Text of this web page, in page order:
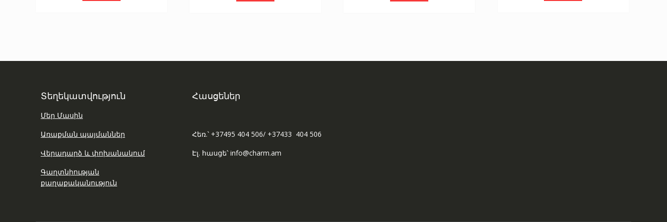
Տեղեկատվություն
Մեր Մասին
Առաքման պայմաններ
Վերադարձ և փոխանակում
Գաղտնիության
քաղաքականություն
Հասցեներ
Հեռ.՝ +37495 404 506/ +37433 404 506
Էլ. հասցե՝ info@charm.am